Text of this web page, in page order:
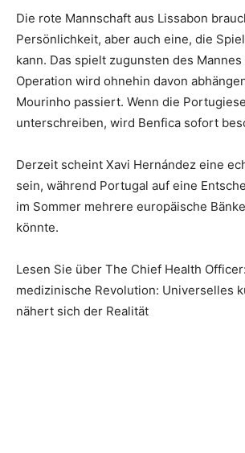
Die rote Mannschaft aus Lissabon
Persönlichkeit, aber auch eine, die
kann. Das spielt zugunsten des Mannes
Operation wird ohnehin davon
Mourinho passiert. Wenn die
unterschreiben, wird Benfica sofort
Derzeit scheint Xavi Hernández eine
sein, während Portugal auf eine
im Sommer mehrere europäische
könnte.
Lesen Sie über The Chief Health
medizinische Revolution: Universelles
nähert sich der Realität